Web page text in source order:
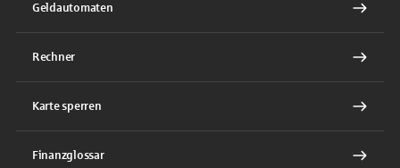
Geldautomaten
Rechner
Karte sperren
Finanzglossar